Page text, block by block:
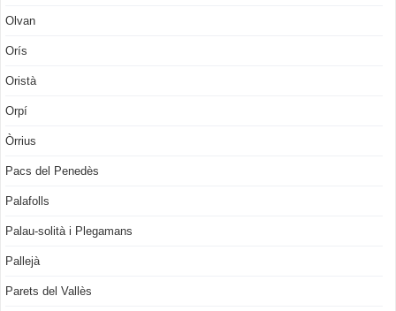
Olvan
Orís
Oristà
Orpí
Òrrius
Pacs del Penedès
Palafolls
Palau-solità i Plegamans
Pallejà
Parets del Vallès